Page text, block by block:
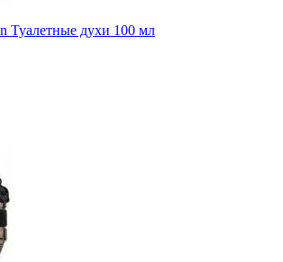
Туалетные духи 100 мл